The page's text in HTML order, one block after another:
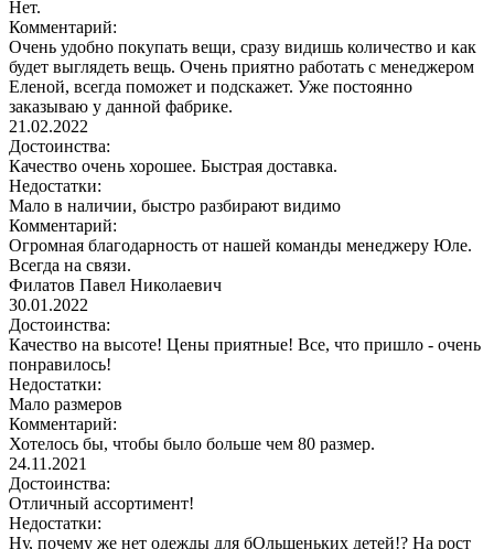
Нет.
Комментарий:
Очень удобно покупать вещи, сразу видишь количество и как
будет выглядеть вещь. Очень приятно работать с менеджером
Еленой, всегда поможет и подскажет. Уже постоянно
заказываю у данной фабрике.
21.02.2022
Достоинства:
Качество очень хорошее. Быстрая доставка.
Недостатки:
Мало в наличии, быстро разбирают видимо
Комментарий:
Огромная благодарность от нашей команды менеджеру Юле.
Всегда на связи.
Филатов Павел Николаевич
30.01.2022
Достоинства:
Качество на высоте! Цены приятные! Все, что пришло - очень
понравилось!
Недостатки:
Мало размеров
Комментарий:
Хотелось бы, чтобы было больше чем 80 размер.
24.11.2021
Достоинства:
Отличный ассортимент!
Недостатки:
Ну, почему же нет одежды для бОльшеньких детей!? На рост